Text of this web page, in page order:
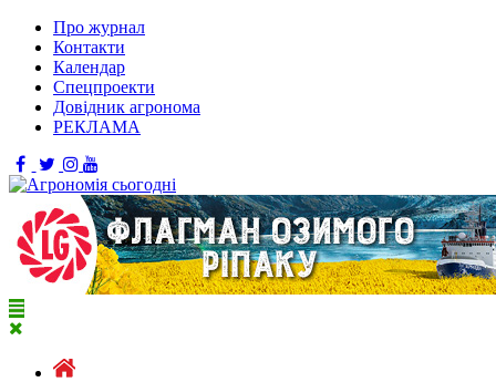
Про журнал
Контакти
Календар
Спецпроекти
Довідник агронома
РЕКЛАМА